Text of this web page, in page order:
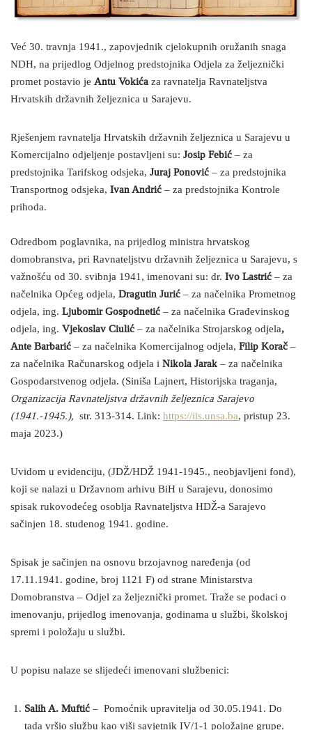
Već 30. travnja 1941., zapovjednik cjelokupnih oružanih snaga
NDH, na prijedlog Odjelnog predstojnika Odjela za željeznički
promet postavio je Antu Vokića za ravnatelja Ravnateljstva
Hrvatskih državnih željeznica u Sarajevu.
Rješenjem ravnatelja Hrvatskih državnih željeznica u Sarajevu u
Komercijalno odjeljenje postavljeni su: Josip Febić – za
predstojnika Tarifskog odsjeka, Juraj Ponović – za predstojnika
Transportnog odsjeka, Ivan Andrić – za predstojnika Kontrole
prihoda.
Odredbom poglavnika, na prijedlog ministra hrvatskog
domobranstva, pri Ravnateljstvu državnih željeznica u Sarajevu, s
važnošću od 30. svibnja 1941, imenovani su: dr. Ivo Lastrić – za
načelnika Općeg odjela, Dragutin Jurić – za načelnika Prometnog
odjela, ing. Ljubomir Gospodnetić – za načelnika Građevinskog
odjela, ing. Vjekoslav Ciulić – za načelnika Strojarskog odjela,
Ante Barbarić – za načelnika Komercijalnog odjela, Filip Korač –
za načelnika Računarskog odjela i Nikola Jarak– za načelnika
Gospodarstvenog odjela. (Siniša Lajnert, Historijska traganja,
Organizacija Ravnateljstva državnih željeznica Sarajevo
(1941.-1945.), str. 313-314. Link: https://iis.unsa.ba, pristup 23.
maja 2023.)
Uvidom u evidenciju, (JDŽ/HDŽ 1941-1945., neobjavljeni fond),
koji se nalazi u Državnom arhivu BiH u Sarajevu, donosimo
spisak rukovodećeg osoblja Ravnateljstva HDŽ-a Sarajevo
sačinjen 18. studenog 1941. godine.
Spisak je sačinjen na osnovu brzojavnog naređenja (od
17.11.1941. godine, broj 1121 F) od strane Ministarstva
Domobranstva – Odjel za željeznički promet. Traže se podaci o
imenovanju, prijedlog imenovanja, godinama u službi, školskoj
spremi i položaju u službi.
U popisu nalaze se slijedeći imenovani službenici:
Salih A. Muftić – Pomoćnik upravitelja od 30.05.1941. Do
tada vršio službu kao viši savjetnik IV/1-1 položajne grupe.